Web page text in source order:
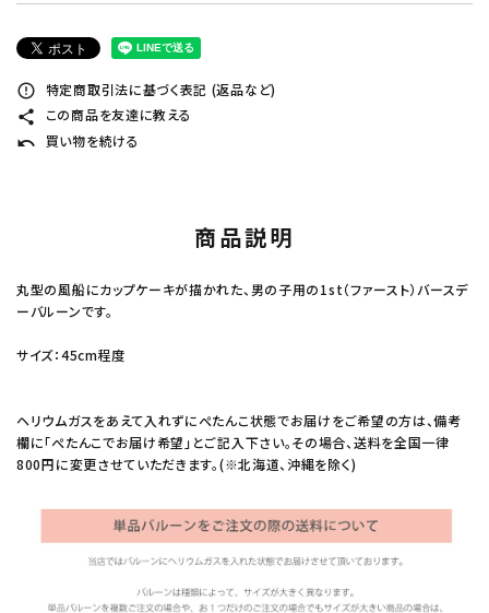
error_outline 特定商取引法に基づく表記 (返品など)
share この商品を友達に教える
undo 買い物を続ける
商品説明
丸型の風船にカップケーキが描かれた、男の子用の1st（ファースト）バースデ
ーバルーンです。
サイズ：45cm程度
ヘリウムガスをあえて入れずにぺたんこ状態でお届けをご希望の方は、備考
欄に「ぺたんこでお届け希望」とご記入下さい。その場合、送料を全国一律
800円に変更させていただきます。(※北海道、沖縄を除く)